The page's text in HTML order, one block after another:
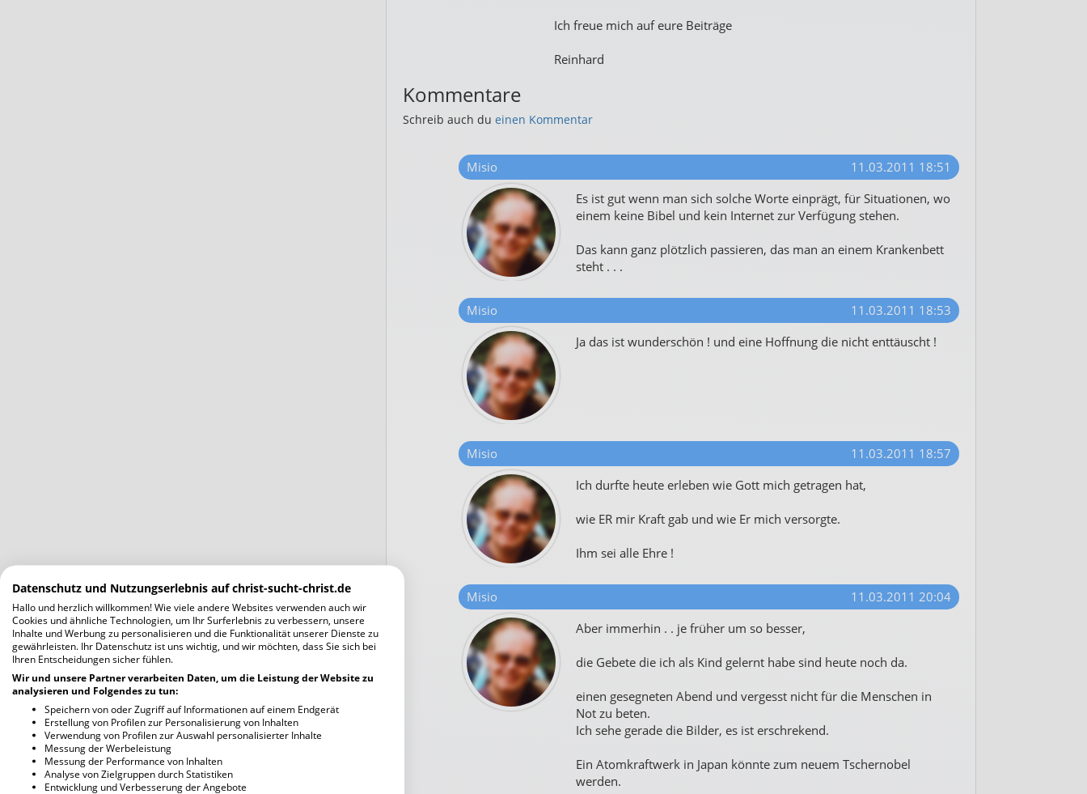
Ich freue mich auf eure Beiträge
Reinhard
Kommentare
Schreib auch du einen Kommentar
Misio
11.03.2011 18:51
Es ist gut wenn man sich solche Worte einprägt, für Situationen, wo
einem keine Bibel und kein Internet zur Verfügung stehen.
Das kann ganz plötzlich passieren, das man an einem Krankenbett
steht . . .
Misio
11.03.2011 18:53
Ja das ist wunderschön ! und eine Hoffnung die nicht enttäuscht !
Misio
11.03.2011 18:57
Ich durfte heute erleben wie Gott mich getragen hat,
wie ER mir Kraft gab und wie Er mich versorgte.
Ihm sei alle Ehre !
Misio
11.03.2011 20:04
Aber immerhin . . je früher um so besser,
die Gebete die ich als Kind gelernt habe sind heute noch da.
einen gesegneten Abend und vergesst nicht für die Menschen in
Not zu beten.
Ich sehe gerade die Bilder, es ist erschrekend.
Ein Atomkraftwerk in Japan könnte zum neuem Tschernobel
werden.
Datenschutz und Nutzungserlebnis auf christ-sucht-christ.de
Hallo und herzlich willkommen! Wie viele andere Websites verwenden auch wir
Cookies und ähnliche Technologien, um Ihr Surferlebnis zu verbessern, unsere
Inhalte und Werbung zu personalisieren und die Funktionalität unserer Dienste zu
gewährleisten. Ihr Datenschutz ist uns wichtig, und wir möchten, dass Sie sich bei
Ihren Entscheidungen sicher fühlen.
Wir und unsere Partner verarbeiten Daten, um die Leistung der Website zu
analysieren und Folgendes zu tun:
Speichern von oder Zugriff auf Informationen auf einem Endgerät
Erstellung von Profilen zur Personalisierung von Inhalten
Verwendung von Profilen zur Auswahl personalisierter Inhalte
Messung der Werbeleistung
Messung der Performance von Inhalten
Analyse von Zielgruppen durch Statistiken
Entwicklung und Verbesserung der Angebote